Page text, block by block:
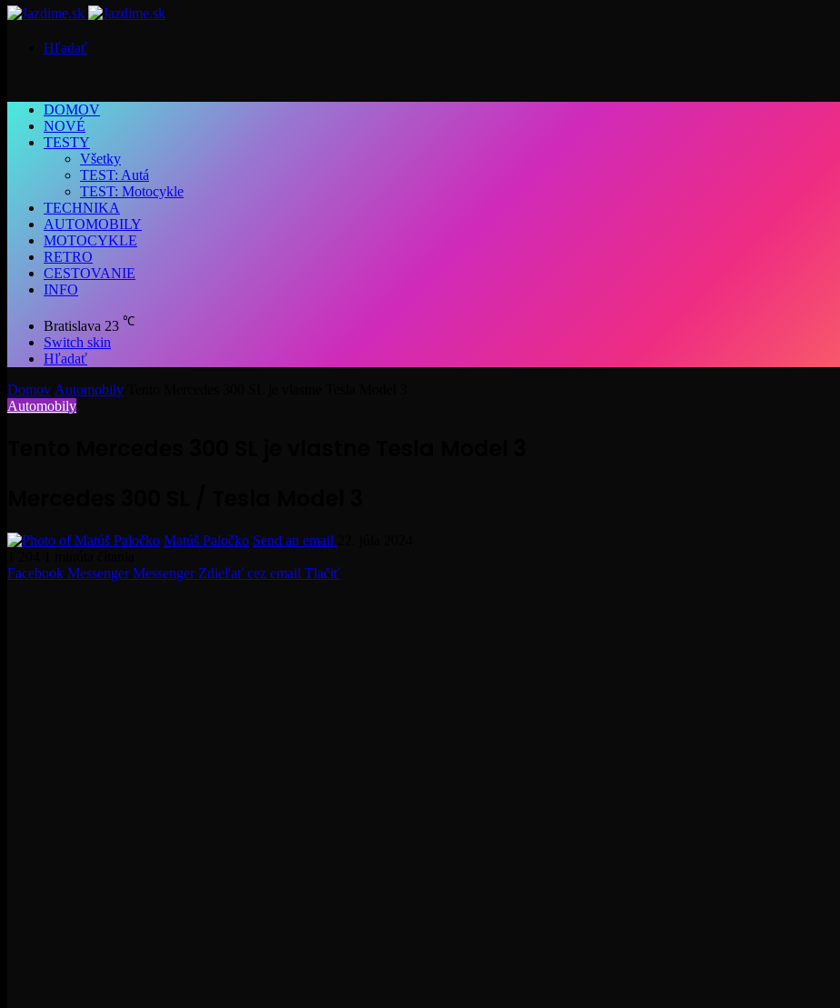
Hľadať
DOMOV
NOVÉ
TESTY
Všetky
TEST: Autá
TEST: Motocykle
TECHNIKA
AUTOMOBILY
MOTOCYKLE
RETRO
CESTOVANIE
INFO
Bratislava 23 ℃
Switch skin
Hľadať
Domov Automobily
Automobily
Matúš Paločko Send an email
Facebook Messenger Messenger Zdieľať cez email Tlačiť